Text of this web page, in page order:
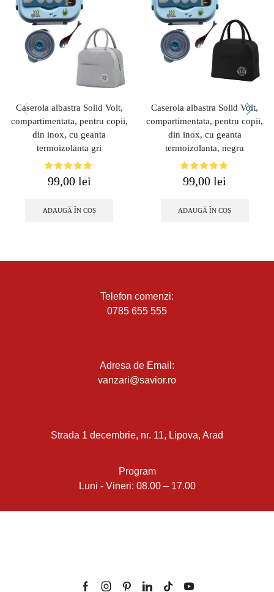
Caserola albastra Solid Volt,
compartimentata, pentru copii,
din inox, cu geanta
termoizolanta gri
99,00 lei
ADAUGĂ ÎN COȘ
Caserola albastra Solid Volt,
compartimentata, pentru copii,
din inox, cu geanta
termoizolanta, negru
99,00lei
ADAUGĂ ÎN COȘ
Telefon comenzi:
0785 655 555
Adresa de Email:
vanzari@savior.ro
Strada 1 decembrie, nr. 11, Lipova, Arad
Program
Luni - Vineri: 08.00 – 17.00